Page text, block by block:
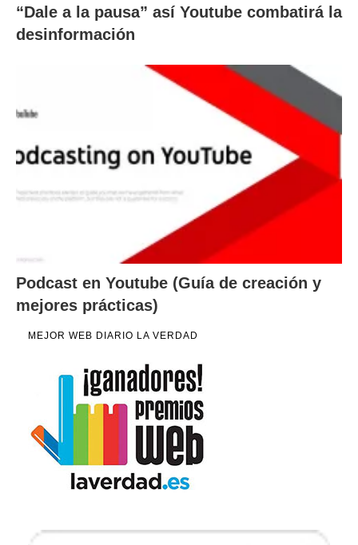
“Dale a la pausa” así Youtube combatirá la
desinformación
Podcast en Youtube (Guía de creación y
mejores prácticas)
MEJOR WEB DIARIO LA VERDAD